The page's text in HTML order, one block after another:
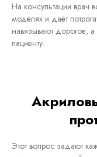
На консультации врач
моделях и даёт
навязывают дорогое,
пациенту.
Этот вопрос задают